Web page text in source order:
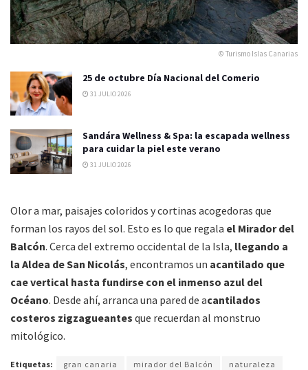
© Turismo Islas Canarias
25 de octubre Día Nacional del Comerio
31 JULIO 2026
Sandára Wellness & Spa: la escapada wellness
para cuidar la piel este verano
31 JULIO 2026
Olor a mar, paisajes coloridos y cortinas acogedoras que
forman los rayos del sol. Esto es lo que regala el Mirador del
Balcón. Cerca del extremo occidental de la Isla, llegando a
la Aldea de San Nicolás, encontramos un acantilado que
cae vertical hasta fundirse con el inmenso azul del
Océano. Desde ahí, arranca una pared de acantilados
costeros zigzagueantes que recuerdan al monstruo
mitológico.
Etiquetas: gran canaria mirador del Balcón naturaleza